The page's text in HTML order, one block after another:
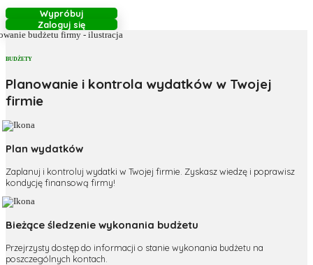
Wypróbuj
Zaloguj się
BUDŻETY
Planowanie i kontrola wydatków w Twojej
firmie
Plan wydatków
Zaplanuj i kontroluj wydatki w Twojej firmie. Zyskasz wiedzę i poprawisz
kondycję finansową firmy!
Bieżące śledzenie wykonania budżetu
Przejrzysty dostęp do informacji o stanie wykonania budżetu na
poszczególnych kontach.